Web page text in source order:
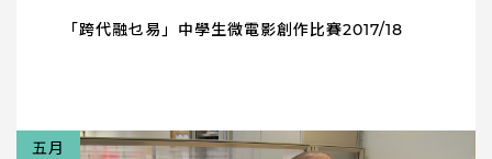
「跨代融乜易」中學生微電影創作比賽2017/18
五月